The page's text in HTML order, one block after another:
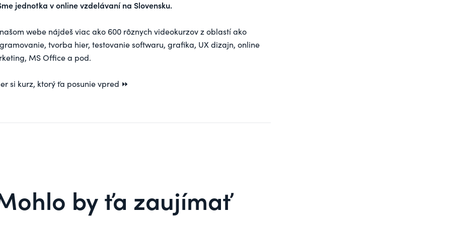
jednotka v online vzdelávaní na Slovensku.
webe nájdeš viac ako 600 rôznych videokurzov z oblastí ako
tvorba hier, testovanie softwaru, grafika, UX dizajn, online
MS Office a pod.
si kurz, ktorý ťa posunie vpred ⏩
by ťa zaujímať